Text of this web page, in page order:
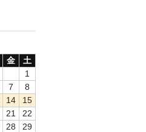
金
土
1
7
8
14
15
21
22
28
29